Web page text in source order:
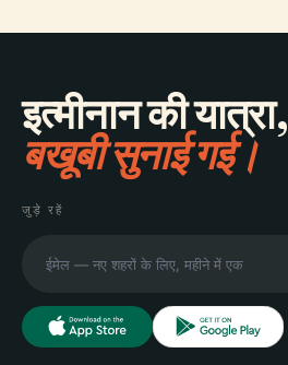
इत्मीनान की यात्रा,
बखूबी सुनाई गई।
जुड़े रहें